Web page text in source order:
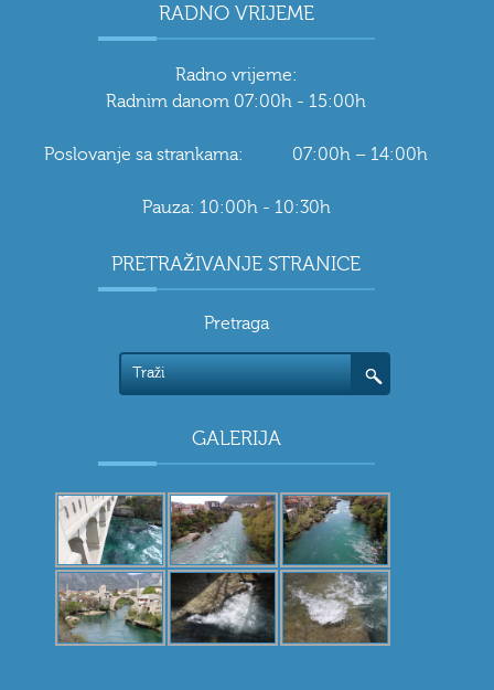
RADNO VRIJEME
Radno vrijeme:
Radnim danom 07:00h - 15:00h
Poslovanje sa strankama: 07:00h – 14:00h
Pauza: 10:00h - 10:30h
PRETRAŽIVANJE STRANICE
Pretraga
GALERIJA